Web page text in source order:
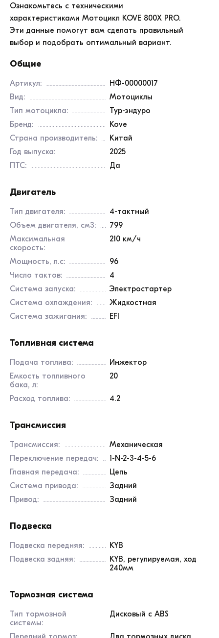
Ознакомьтесь с техническими
характеристиками Мотоцикл KOVE 800X PRO.
Эти данные помогут вам сделать правильный
выбор и подобрать оптимальный вариант.
Общие
Артикул:
НФ-00000017
Вид:
Мотоциклы
Тип мотоцикла:
Тур-эндуро
Бренд:
Kove
Страна производитель:
Китай
Год выпуска:
2025
ПТС:
Да
Двигатель
Тип двигателя:
4-тактный
Объем двигателя, см3:
799
Максимальная
скорость:
210 км/ч
Мощность, л.с:
96
Число тактов:
4
Система запуска:
Электростартер
Система охлаждения:
Жидкостная
Система зажигания:
EFI
Топливная система
Подача топлива:
Инжектор
Емкость топливного
бака, л:
20
Расход топлива: 4.2
Трансмиссия
Трансмиссия:
Механическая
Переключение передач:
1-N-2-3-4-5-6
Главная передача:
Цепь
Система привода:
Задний
Привод:
Задний
Подвеска
Подвеска передняя:
KYB
Подвеска задняя:
KYB, регулируемая, ход
240мм
Тормозная система
Тип тормозной
системы:
Дисковый с ABS